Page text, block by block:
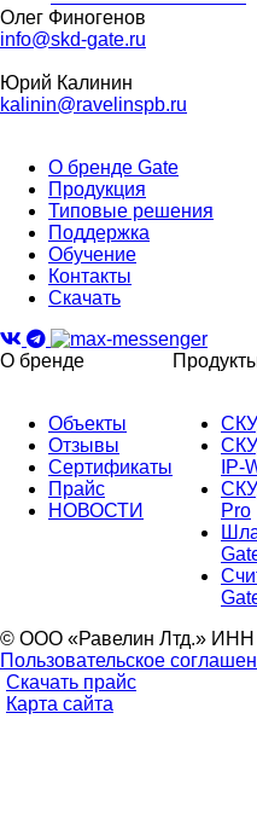
Олег Финогенов
info@skd-gate.ru
Юрий Калинин
kalinin@ravelinspb.ru
О бренде Gate
Продукция
Типовые решения
Поддержка
Обучение
Контакты
Скачать
О бренде
Объекты
Отзывы
Сертификаты
Прайс
НОВОСТИ
IP-
Pro
© ООО «Равелин Лтд.» ИНН
Пользовательское
Скачать прайс
Карта сайта